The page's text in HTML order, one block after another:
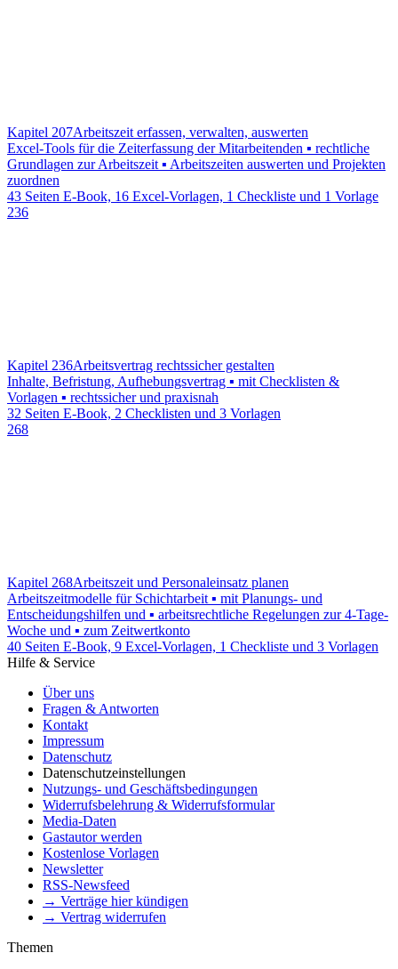
Kapitel 207Arbeitszeit erfassen, verwalten, auswerten
Excel-Tools für die Zeiterfassung der Mitarbeitenden ▪ rechtliche
Grundlagen zur Arbeitszeit ▪ Arbeitszeiten auswerten und Projekten
zuordnen
43 Seiten E-Book, 16 Excel-Vorlagen, 1 Checkliste und 1 Vorlage
236
Kapitel 236Arbeitsvertrag rechtssicher gestalten
Inhalte, Befristung, Aufhebungsvertrag ▪ mit Checklisten &
Vorlagen ▪ rechtssicher und praxisnah
32 Seiten E-Book, 2 Checklisten und 3 Vorlagen
268
Kapitel 268Arbeitszeit und Personaleinsatz planen
Arbeitszeitmodelle für Schichtarbeit ▪ mit Planungs- und
Entscheidungshilfen und ▪ arbeitsrechtliche Regelungen zur 4-Tage-
Woche und ▪ zum Zeitwertkonto
40 Seiten E-Book, 9 Excel-Vorlagen, 1 Checkliste und 3 Vorlagen
Hilfe & Service
Über uns
Fragen & Antworten
Kontakt
Impressum
Datenschutz
Datenschutzeinstellungen
Nutzungs- und Geschäftsbedingungen
Widerrufsbelehrung & Widerrufsformular
Media-Daten
Gastautor werden
Kostenlose Vorlagen
Newsletter
RSS-Newsfeed
→ Verträge hier kündigen
→ Vertrag widerrufen
Themen